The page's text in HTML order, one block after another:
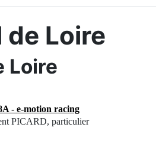
Loire
Loire
- e-motion racing
PICARD, particulier